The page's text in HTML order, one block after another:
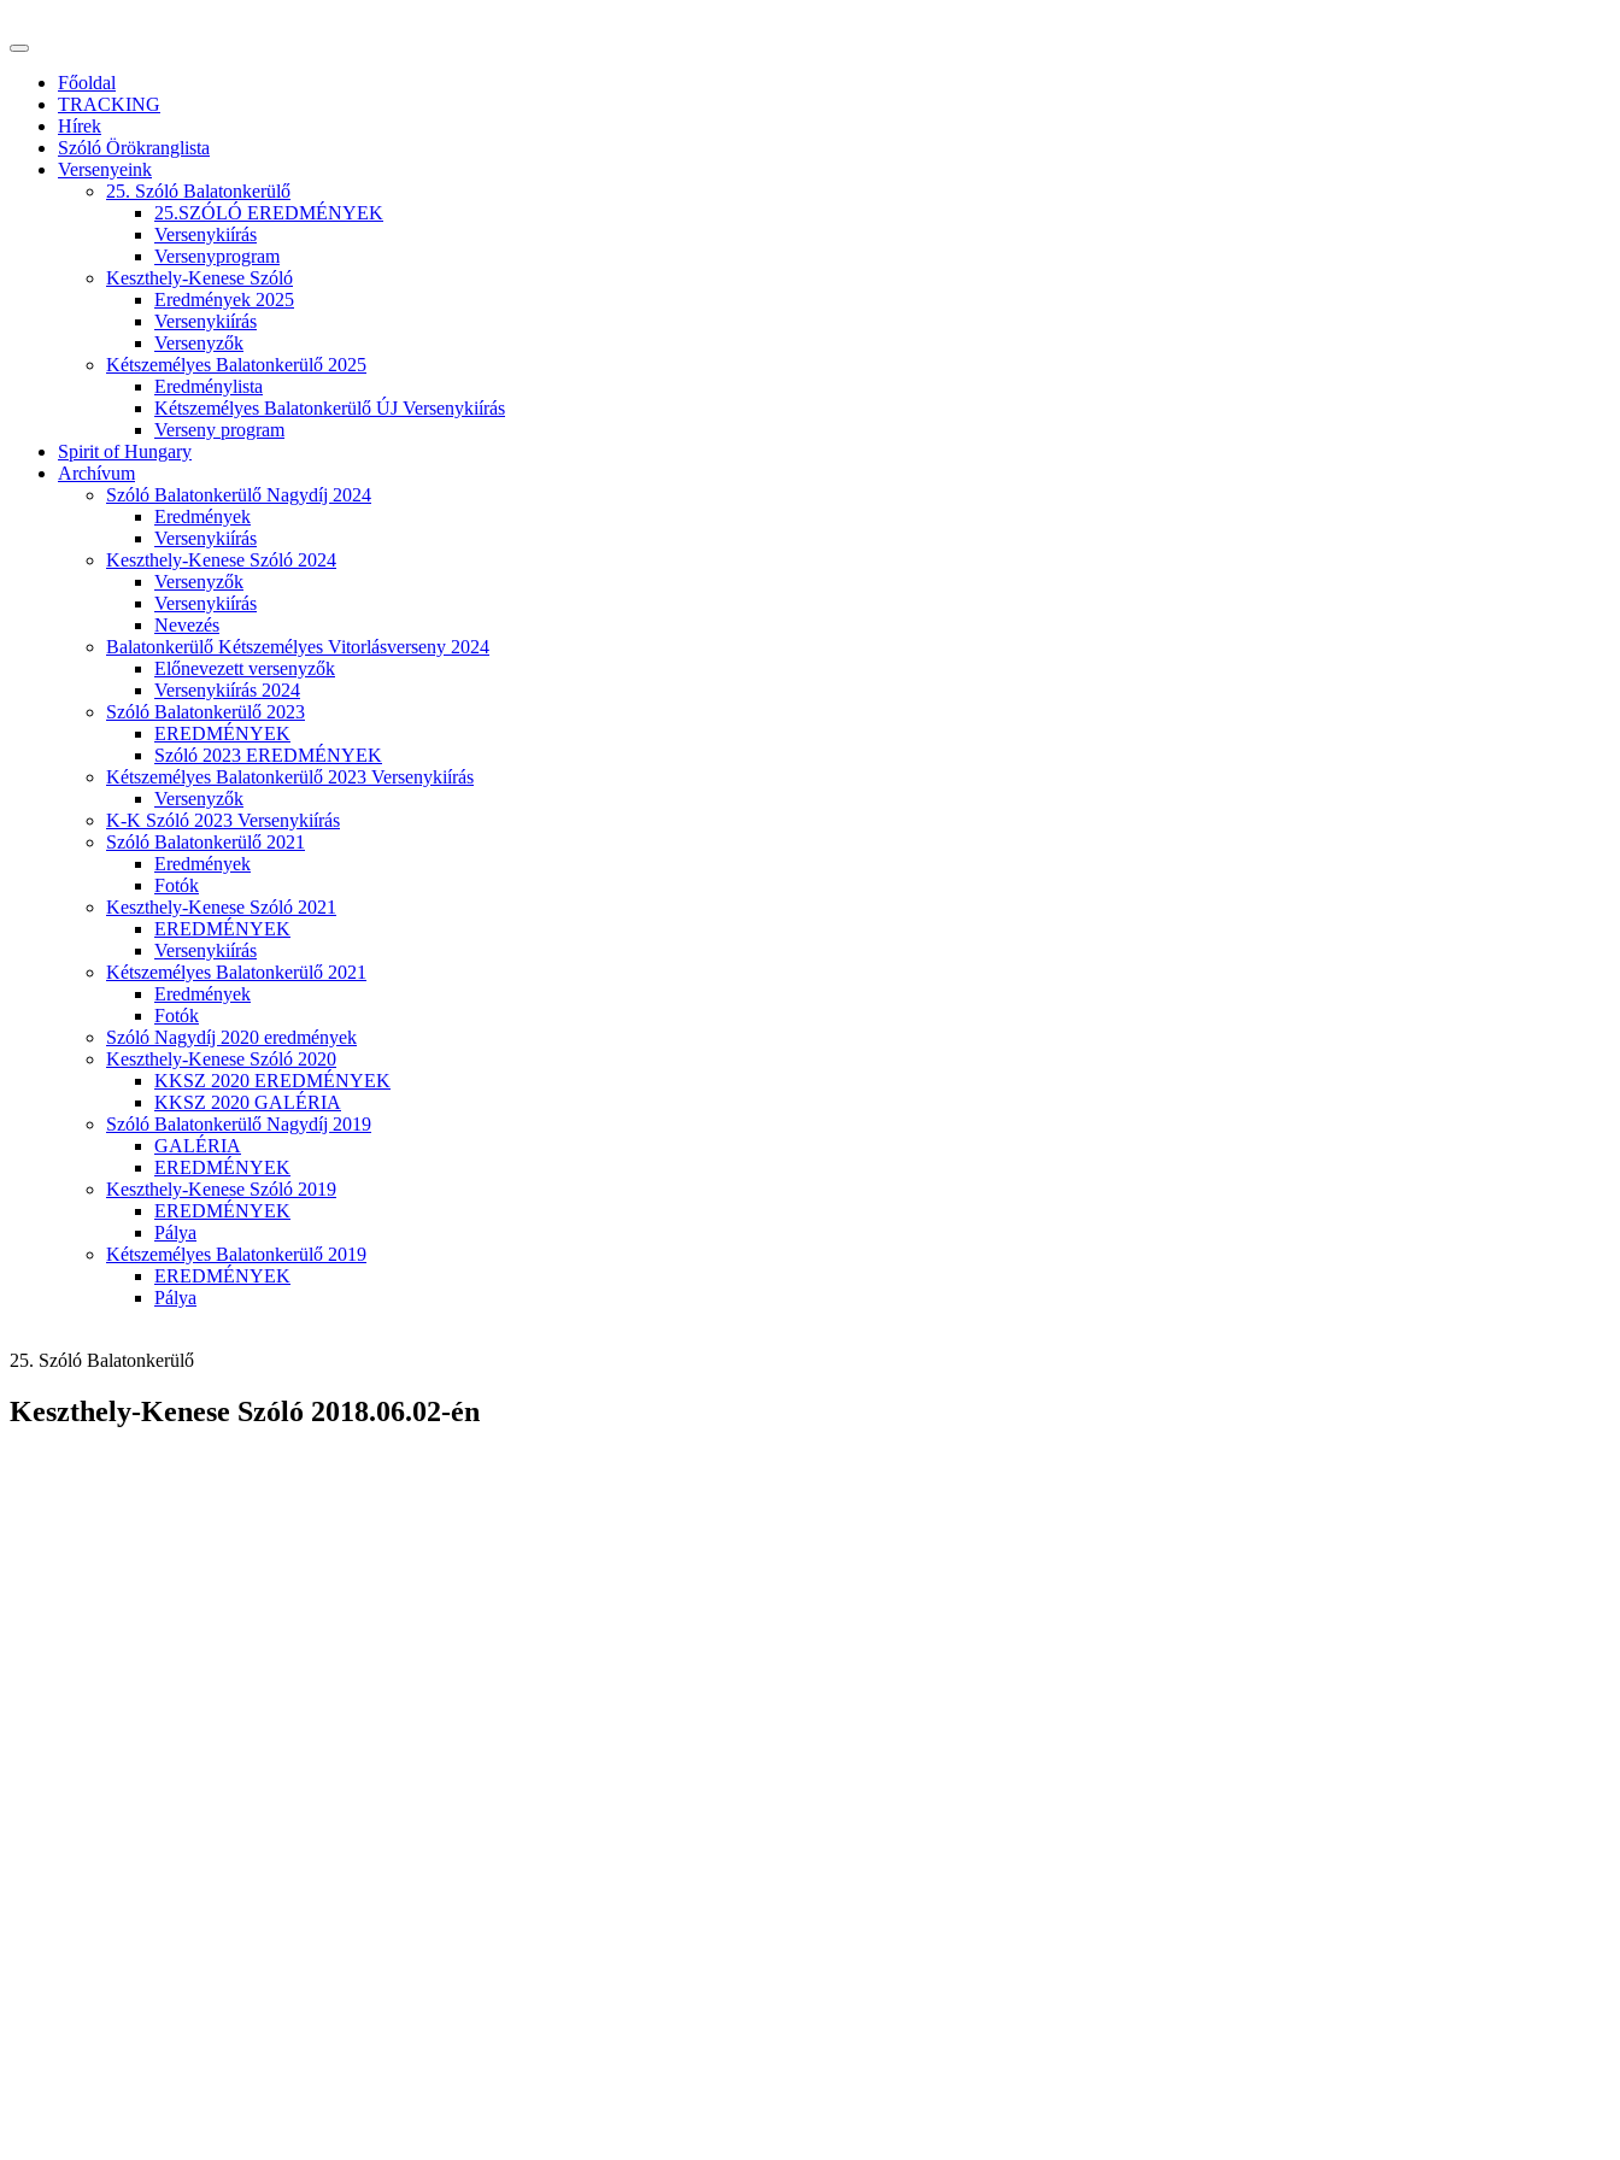
Főoldal
TRACKING
Hírek
Szóló Örökranglista
Versenyeink
25. Szóló Balatonkerülő
25.SZÓLÓ EREDMÉNYEK
Versenykiírás
Versenyprogram
Keszthely-Kenese Szóló
Eredmények 2025
Versenykiírás
Versenyzők
Kétszemélyes Balatonkerülő 2025
Eredménylista
Kétszemélyes Balatonkerülő ÚJ Versenykiírás
Verseny program
Spirit of Hungary
Archívum
Szóló Balatonkerülő Nagydíj 2024
Eredmények
Versenykiírás
Keszthely-Kenese Szóló 2024
Versenyzők
Versenykiírás
Nevezés
Balatonkerülő Kétszemélyes Vitorlásverseny 2024
Előnevezett versenyzők
Versenykiírás 2024
Szóló Balatonkerülő 2023
EREDMÉNYEK
Szóló 2023 EREDMÉNYEK
Kétszemélyes Balatonkerülő 2023 Versenykiírás
Versenyzők
K-K Szóló 2023 Versenykiírás
Szóló Balatonkerülő 2021
Eredmények
Fotók
Keszthely-Kenese Szóló 2021
EREDMÉNYEK
Versenykiírás
Kétszemélyes Balatonkerülő 2021
Eredmények
Fotók
Szóló Nagydíj 2020 eredmények
Keszthely-Kenese Szóló 2020
KKSZ 2020 EREDMÉNYEK
KKSZ 2020 GALÉRIA
Szóló Balatonkerülő Nagydíj 2019
GALÉRIA
EREDMÉNYEK
Keszthely-Kenese Szóló 2019
EREDMÉNYEK
Pálya
Kétszemélyes Balatonkerülő 2019
EREDMÉNYEK
Pálya
25. Szóló Balatonkerülő
Keszthely-Kenese Szóló 2018.06.02-én